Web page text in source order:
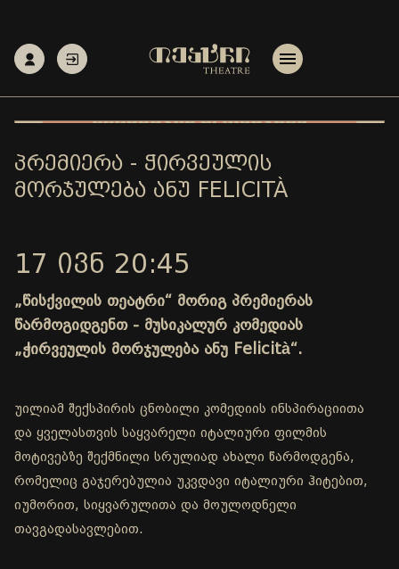
ᲞᲠᲔᲛᲘᲔᲠᲐ - ᲭᲘᲠᲕᲔᲣᲚᲘᲡ
ᲛᲝᲠᲯᲣᲚᲔᲑᲐ ᲐᲜᲣ FELICITÀ
17 ᲘᲕᲜ 20:45
„წისქვილის თეატრი“ მორიგ პრემიერას
წარმოგიდგენთ - მუსიკალურ კომედიას
„ჭირვეულის მორჯულება ანუ Felicità“.
უილიამ შექსპირის ცნობილი კომედიის ინსპირაციითა
და ყველასთვის საყვარელი იტალიური ფილმის
მოტივებზე შექმნილი სრულიად ახალი წარმოდგენა,
რომელიც გაჯერებულია უკვდავი იტალიური ჰიტებით,
იუმორით, სიყვარულითა და მოულოდნელი
თავგადასავლებით.